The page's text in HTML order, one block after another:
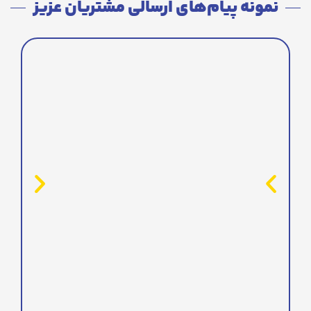
نمونه پیام‌های ارسالی مشتریان عزیز